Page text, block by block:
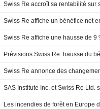
Swiss Re accroît sa rentabilité sur
Swiss Re affiche une hausse de
Prévisions Swiss Re: hausse du
Swiss Re annonce des